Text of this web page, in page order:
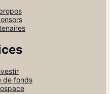
de fonds